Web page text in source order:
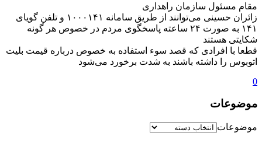
مقام مسئول سازمان راهداری
زائران حسینی می‌توانند از طریق سامانه ۱۰۰۰۱۴۱ و تلفن گویای
۱۴۱ به صورت ٢۴ ساعته پاسخگوی مردم در خصوص هر گونه
شکایتی هستند
قطعا با افرادی که قصد سوء استفاده به خصوص درباره قیمت بلیت
اتوبوس را داشته باشند به شدت برخورد می‌شود
0
موضوعات
موضوعات